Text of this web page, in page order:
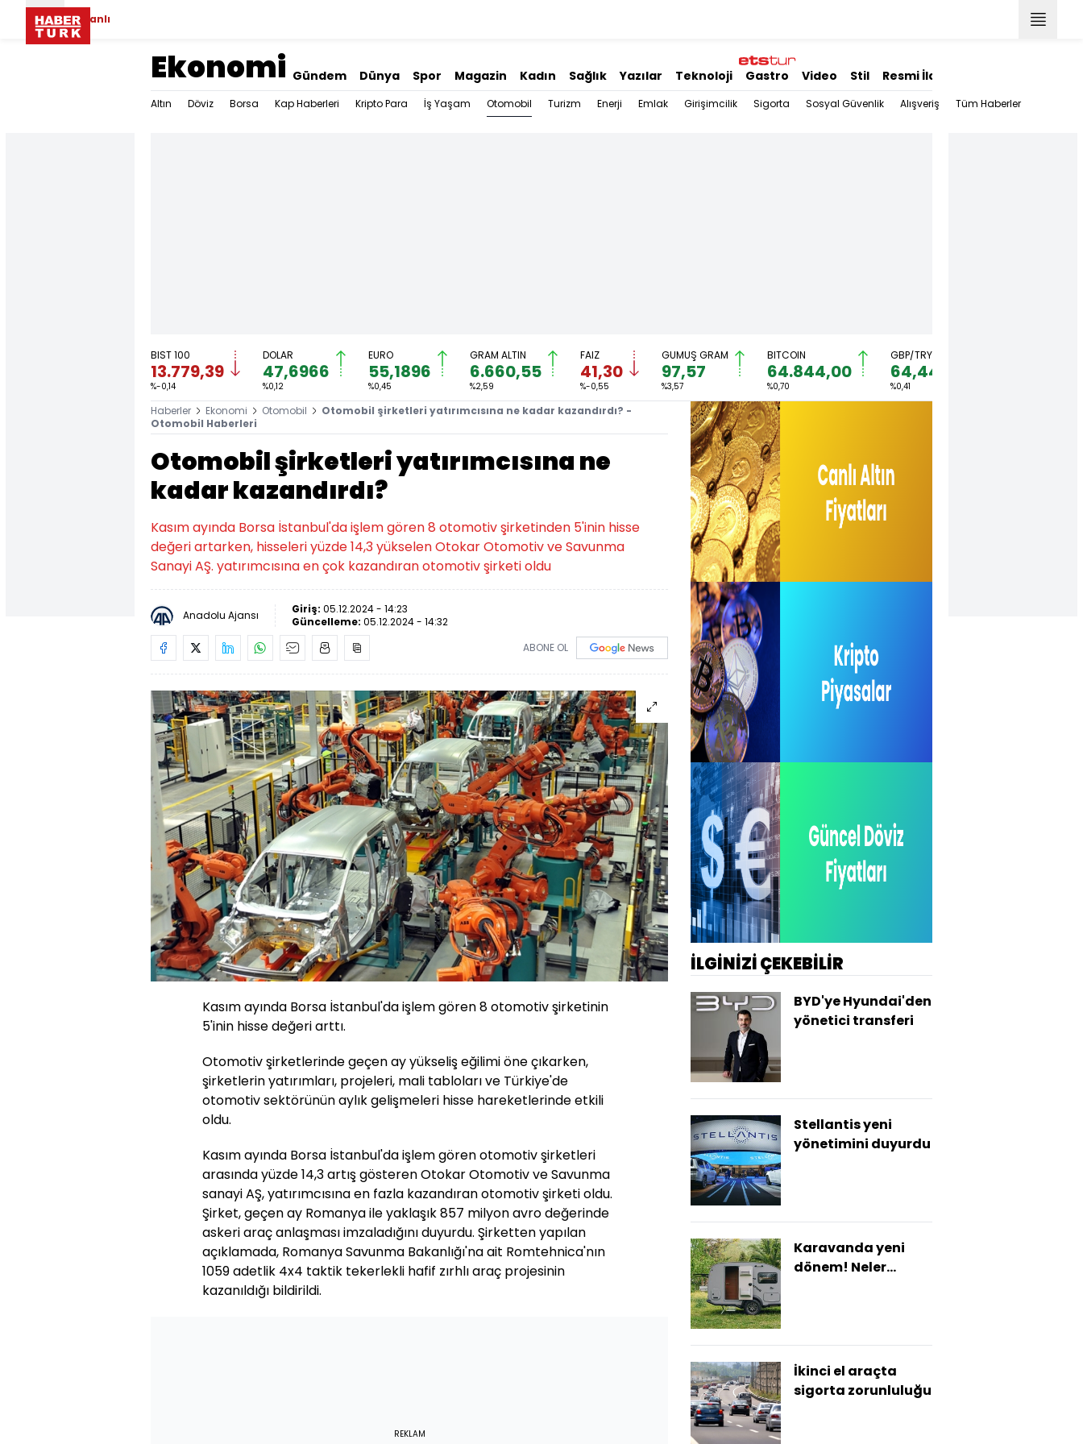
Canlı
Ekonomi Gündem Dünya Spor Magazin Kadın Sağlık Yazılar Teknoloji Gastro Video Stil Resmi İlanlar
Altın Döviz Borsa Kap Haberleri Kripto Para İş Yaşam Otomobil Turizm Enerji Emlak Girişimcilik Sigorta Sosyal Güvenlik Alışveriş Tüm Haberler
BIST 100
13.779,39
%-0,14
DOLAR
47,6966
%0,12
EURO
55,1896
%0,45
GRAM ALTIN
6.660,55
%2,59
FAİZ
41,30
%-0,55
GÜMÜŞ GRAM
97,57
%3,57
BITCOIN
64.844,00
%0,70
GBP/TRY
64,4492
%0,41
Haberler Ekonomi Otomobil
Otomobil şirketleri yatırımcısına ne kadar kazandırdı? -
Otomobil Haberleri
Otomobil şirketleri yatırımcısına ne
kadar kazandırdı?
Kasım ayında Borsa İstanbul'da işlem gören 8 otomotiv şirketinden 5'inin hisse
değeri artarken, hisseleri yüzde 14,3 yükselen Otokar Otomotiv ve Savunma
Sanayi AŞ. yatırımcısına en çok kazandıran otomotiv şirketi oldu
Anadolu Ajansı Giriş: 05.12.2024 - 14:23
Güncelleme: 05.12.2024 - 14:32
ABONE OL
Kasım ayında Borsa İstanbul'da işlem gören 8 otomotiv şirketinin
5'inin hisse değeri arttı.
Otomotiv şirketlerinde geçen ay yükseliş eğilimi öne çıkarken,
şirketlerin yatırımları, projeleri, mali tabloları ve Türkiye'de
otomotiv sektörünün aylık gelişmeleri hisse hareketlerinde etkili
oldu.
Kasım ayında Borsa İstanbul'da işlem gören otomotiv şirketleri
arasında yüzde 14,3 artış gösteren Otokar Otomotiv ve Savunma
sanayi AŞ, yatırımcısına en fazla kazandıran otomotiv şirketi oldu.
Şirket, geçen ay Romanya ile yaklaşık 857 milyon avro değerinde
askeri araç anlaşması imzaladığını duyurdu. Şirketten yapılan
açıklamada, Romanya Savunma Bakanlığı'na ait Romtehnica'nın
1059 adetlik 4x4 taktik tekerlekli hafif zırhlı araç projesinin
kazanıldığı bildirildi.
REKLAM
İLGİNİZİ ÇEKEBİLİR
BYD'ye Hyundai'den
yönetici transferi
Stellantis yeni
yönetimini duyurdu
Karavanda yeni
dönem! Neler
İkinci el araçta
sigorta zorunluluğu